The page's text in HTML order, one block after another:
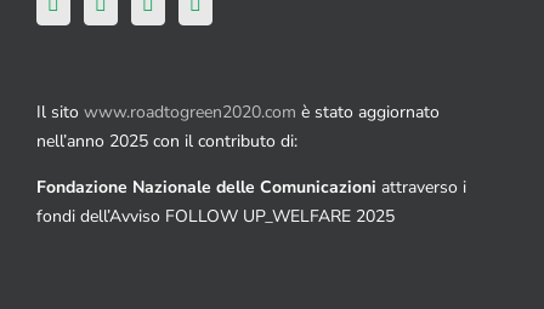
Il sito www.roadtogreen2020.com è stato aggiornato
nell’anno 2025 con il contributo di:
Fondazione Nazionale delle Comunicazioni attraverso i
fondi dell’Avviso FOLLOW UP_WELFARE 2025